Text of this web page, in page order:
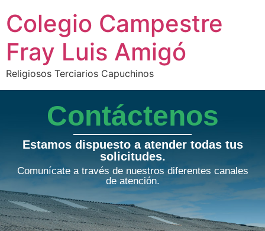
Colegio Campestre
Fray Luis Amigó
Religiosos Terciarios Capuchinos
Contáctenos
Estamos dispuesto a atender todas tus
solicitudes.
Comunícate a través de nuestros diferentes canales
de atención.